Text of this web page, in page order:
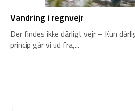
Vandring i regnvejr
Der findes ikke dårligt vejr – Kun
princip går vi ud fra,...